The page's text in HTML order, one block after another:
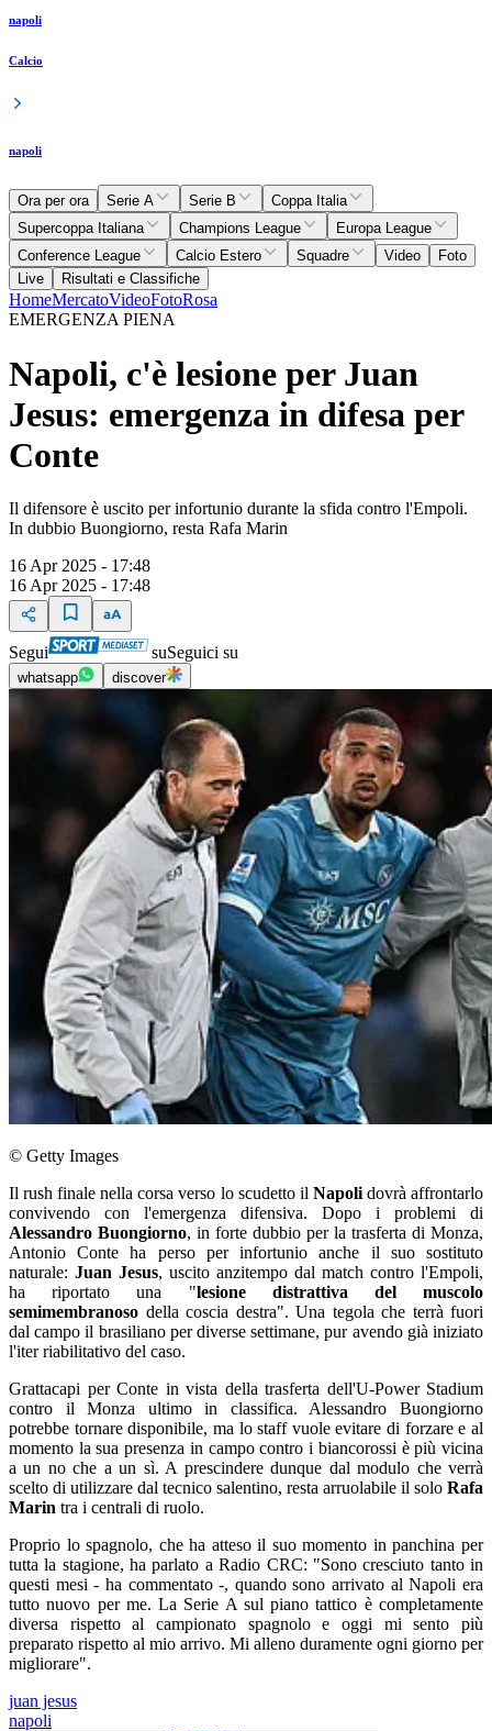
napoli
Calcio
napoli
Ora per ora Serie A Serie B
Coppa Italia
Supercoppa Italiana
Champions League
Europa League
Conference League
Calcio Estero Squadre Video
Foto
Live
Risultati e Classifiche
HomeMercatoVideoFotoRosa
EMERGENZA PIENA
Napoli, c'è lesione per Juan
Jesus: emergenza in difesa per
Conte
Il difensore è uscito per infortunio durante la sfida contro l'Empoli.
In dubbio Buongiorno, resta Rafa Marin
16 Apr 2025 - 17:48
16 Apr 2025 - 17:48
Segui suSeguici su
whatsapp discover
© Getty Images
Il rush finale nella corsa verso lo scudetto il Napoli dovrà affrontarlo
convivendo con l'emergenza difensiva. Dopo i problemi di
Alessandro Buongiorno, in forte dubbio per la trasferta di Monza,
Antonio Conte ha perso per infortunio anche il suo sostituto
naturale: Juan Jesus, uscito anzitempo dal match contro l'Empoli,
ha riportato una "lesione distrattiva del muscolo
semimembranoso della coscia destra". Una tegola che terrà fuori
dal campo il brasiliano per diverse settimane, pur avendo già iniziato
l'iter riabilitativo del caso.
Grattacapi per Conte in vista della trasferta dell'U-Power Stadium
contro il Monza ultimo in classifica. Alessandro Buongiorno
potrebbe tornare disponibile, ma lo staff vuole evitare di forzare e al
momento la sua presenza in campo contro i biancorossi è più vicina
a un no che a un sì. A prescindere dunque dal modulo che verrà
scelto di utilizzare dal tecnico salentino, resta arruolabile il solo Rafa
Marin tra i centrali di ruolo.
Proprio lo spagnolo, che ha atteso il suo momento in panchina per
tutta la stagione, ha parlato a Radio CRC: "Sono cresciuto tanto in
questi mesi - ha commentato -, quando sono arrivato al Napoli era
tutto nuovo per me. La Serie A sul piano tattico è completamente
diversa rispetto al campionato spagnolo e oggi mi sento più
preparato rispetto al mio arrivo. Mi alleno duramente ogni giorno per
migliorare".
juan jesus
napoli